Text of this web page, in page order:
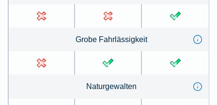
Gro­be Fahrl­ässig­keit
Na­tur­ge­wal­ten